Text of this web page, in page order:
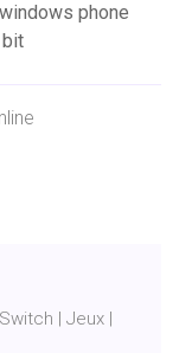
phone
bit
| Jeux |